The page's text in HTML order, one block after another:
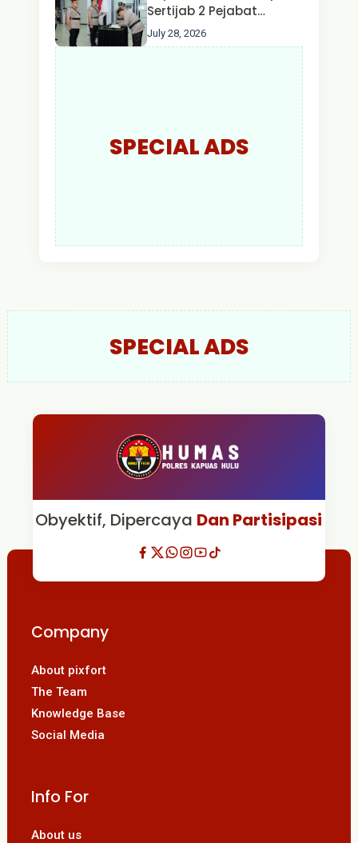
Sertijab 2 Pejabat
Utama dan 7 Kapolres,
AKBP Wisnu Perdana
July 28, 2026
SPECIAL ADS
SPECIAL ADS
Obyektif, Dipercaya Dan Partisipasi
Company
About pixfort
The Team
Knowledge Base
Social Media
Info For
About us